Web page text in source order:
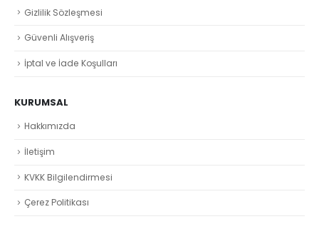
Gizlilik Sözleşmesi
Güvenli Alışveriş
İptal ve İade Koşulları
KURUMSAL
Hakkımızda
İletişim
KVKK Bilgilendirmesi
Çerez Politikası